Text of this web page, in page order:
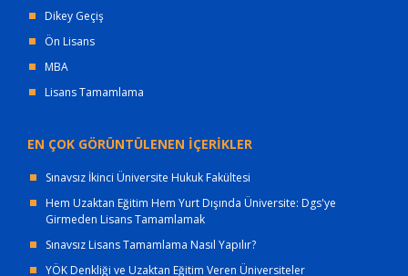
Dikey Geçiş
Ön Lisans
MBA
Lisans Tamamlama
EN ÇOK GÖRÜNTÜLENEN İÇERİKLER
Sınavsız İkinci Üniversite Hukuk Fakültesi
Hem Uzaktan Eğitim Hem Yurt Dışında Üniversite: Dgs'ye
Girmeden Lisans Tamamlamak
Sınavsız Lisans Tamamlama Nasıl Yapılır?
YÖK Denkliği ve Uzaktan Eğitim Veren Üniversiteler